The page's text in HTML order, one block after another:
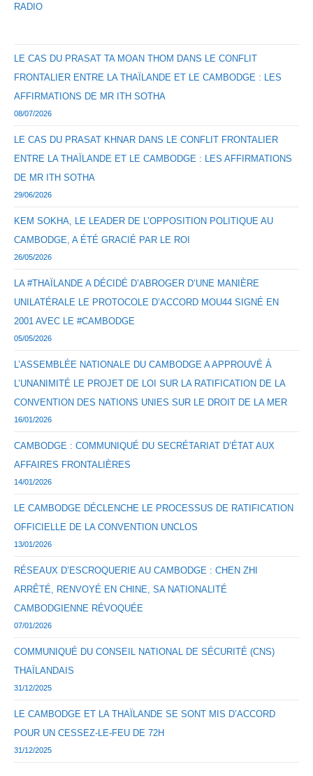
RADIO
LE CAS DU PRASAT TA MOAN THOM DANS LE CONFLIT
FRONTALIER ENTRE LA THAÏLANDE ET LE CAMBODGE : LES
AFFIRMATIONS DE MR ITH SOTHA
08/07/2026
LE CAS DU PRASAT KHNAR DANS LE CONFLIT FRONTALIER
ENTRE LA THAÏLANDE ET LE CAMBODGE : LES AFFIRMATIONS
DE MR ITH SOTHA
29/06/2026
KEM SOKHA, LE LEADER DE L’OPPOSITION POLITIQUE AU
CAMBODGE, A ÉTÉ GRACIÉ PAR LE ROI
26/05/2026
LA #THAÏLANDE A DÉCIDÉ D’ABROGER D’UNE MANIÈRE
UNILATÉRALE LE PROTOCOLE D’ACCORD MOU44 SIGNÉ EN
2001 AVEC LE #CAMBODGE
05/05/2026
L’ASSEMBLÉE NATIONALE DU CAMBODGE A APPROUVÉ À
L’UNANIMITÉ LE PROJET DE LOI SUR LA RATIFICATION DE LA
CONVENTION DES NATIONS UNIES SUR LE DROIT DE LA MER
16/01/2026
CAMBODGE : COMMUNIQUÉ DU SECRÉTARIAT D’ÉTAT AUX
AFFAIRES FRONTALIÈRES
14/01/2026
LE CAMBODGE DÉCLENCHE LE PROCESSUS DE RATIFICATION
OFFICIELLE DE LA CONVENTION UNCLOS
13/01/2026
RÉSEAUX D’ESCROQUERIE AU CAMBODGE : CHEN ZHI
ARRÊTÉ, RENVOYÉ EN CHINE, SA NATIONALITÉ
CAMBODGIENNE RÉVOQUÉE
07/01/2026
COMMUNIQUÉ DU CONSEIL NATIONAL DE SÉCURITÉ (CNS)
THAÏLANDAIS
31/12/2025
LE CAMBODGE ET LA THAÏLANDE SE SONT MIS D’ACCORD
POUR UN CESSEZ-LE-FEU DE 72H
31/12/2025